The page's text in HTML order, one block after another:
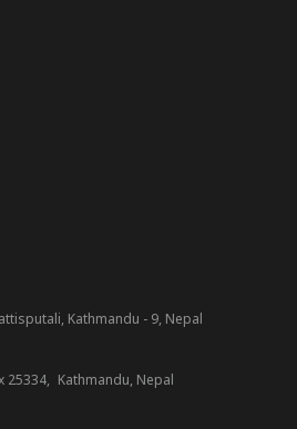
Kathmandu - 9, Nepal
25334, Kathmandu, Nepal